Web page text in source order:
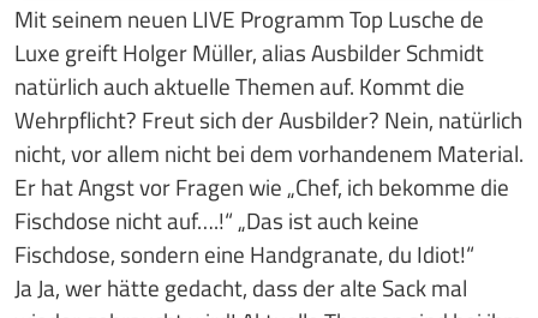
Mit seinem neuen LIVE Programm Top Lusche de
Luxe greift Holger Müller, alias Ausbilder Schmidt
natürlich auch aktuelle Themen auf. Kommt die
Wehrpflicht? Freut sich der Ausbilder? Nein, natürlich
nicht, vor allem nicht bei dem vorhandenem Material.
Er hat Angst vor Fragen wie „Chef, ich bekomme die
Fischdose nicht auf….!“ „Das ist auch keine
Fischdose, sondern eine Handgranate, du Idiot!“
Ja Ja, wer hätte gedacht, dass der alte Sack mal